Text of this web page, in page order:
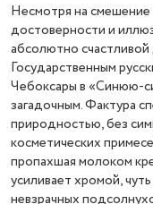
Несмотря на
достоверности и
абсолютно
Государственным
Чебоксары в «Синюю-
загадочным. Фактура
природностью, без
косметических
пропахшая молоком
усиливает хромой,
невзрачных